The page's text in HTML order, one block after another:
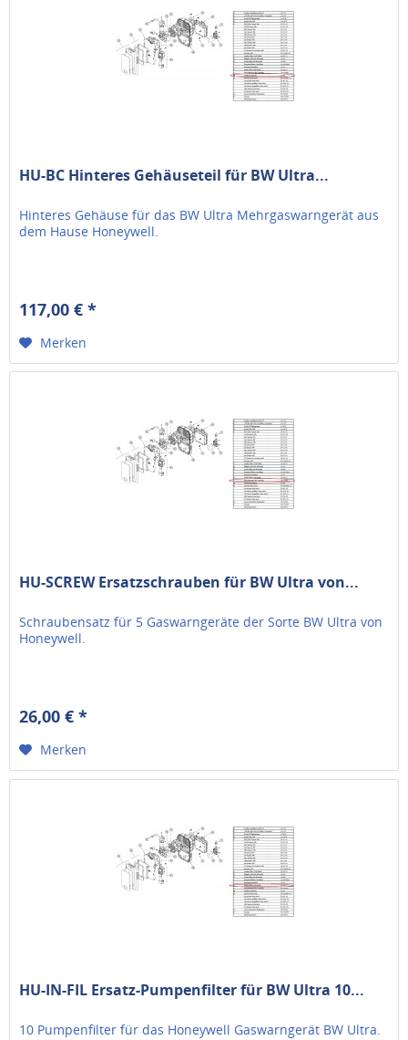
HU-BC Hinteres Gehäuseteil für BW Ultra...
Hinteres Gehäuse für das BW Ultra Mehrgaswarngerät aus
dem Hause Honeywell.
117,00 € *
Merken
HU-SCREW Ersatzschrauben für BW Ultra von...
Schraubensatz für 5 Gaswarngeräte der Sorte BW Ultra von
Honeywell.
26,00 € *
Merken
HU-IN-FIL Ersatz-Pumpenfilter für BW Ultra 10...
10 Pumpenfilter für das Honeywell Gaswarngerät BW Ultra.